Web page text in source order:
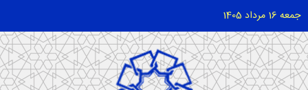
جمعه 16 مرداد 1405